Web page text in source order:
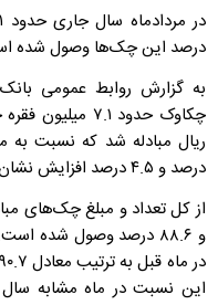
درصد این چک‌ها وصول شده
درصد و ۴.۵ درصد افزایش نشان می‌دهد.
و ۸۸.۶ درصد وصول شده